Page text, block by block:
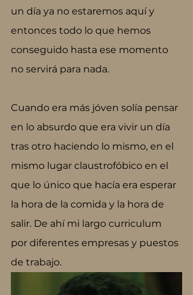
un día ya no estaremos aquí y
entonces todo lo que hemos
conseguido hasta ese momento
no servirá para nada.
Cuando era más jóven solía pensar
en lo absurdo que era vivir un día
tras otro haciendo lo mismo, en el
mismo lugar claustrofóbico en el
que lo único que hacía era esperar
la hora de la comida y la hora de
salir. De ahí mi largo curriculum
por diferentes empresas y puestos
de trabajo.